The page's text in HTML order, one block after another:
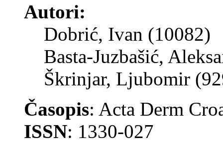
Autori:
Dobrić, Ivan (10082)
Basta-Juzbašić,
Škrinjar, Ljubomir
Časopis: Acta Derm
ISSN: 1330-027